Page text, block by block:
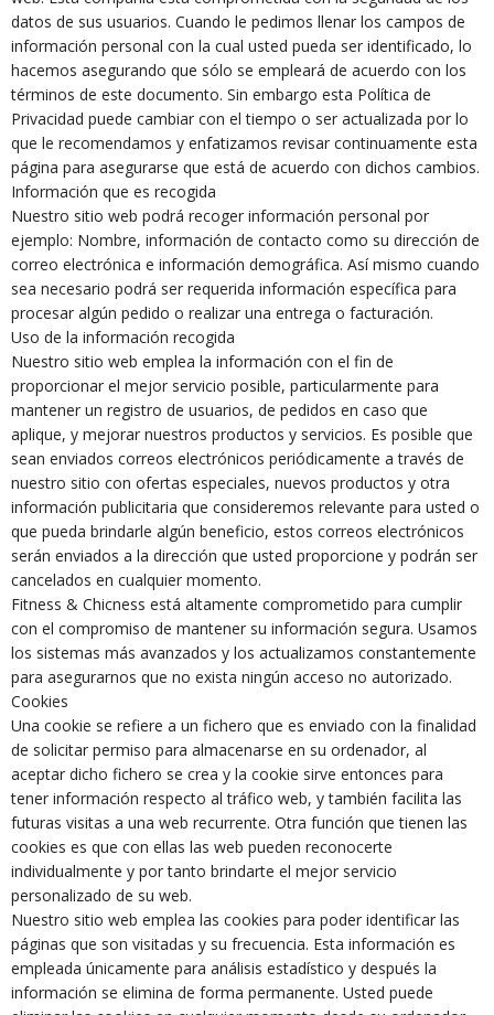
datos de sus usuarios. Cuando le pedimos llenar los campos de
información personal con la cual usted pueda ser identificado, lo
hacemos asegurando que sólo se empleará de acuerdo con los
términos de este documento. Sin embargo esta Política de
Privacidad puede cambiar con el tiempo o ser actualizada por lo
que le recomendamos y enfatizamos revisar continuamente esta
página para asegurarse que está de acuerdo con dichos cambios.
Información que es recogida
Nuestro sitio web podrá recoger información personal por
ejemplo: Nombre, información de contacto como su dirección de
correo electrónica e información demográfica. Así mismo cuando
sea necesario podrá ser requerida información específica para
procesar algún pedido o realizar una entrega o facturación.
Uso de la información recogida
Nuestro sitio web emplea la información con el fin de
proporcionar el mejor servicio posible, particularmente para
mantener un registro de usuarios, de pedidos en caso que
aplique, y mejorar nuestros productos y servicios. Es posible que
sean enviados correos electrónicos periódicamente a través de
nuestro sitio con ofertas especiales, nuevos productos y otra
información publicitaria que consideremos relevante para usted o
que pueda brindarle algún beneficio, estos correos electrónicos
serán enviados a la dirección que usted proporcione y podrán ser
cancelados en cualquier momento.
Fitness & Chicness está altamente comprometido para cumplir
con el compromiso de mantener su información segura. Usamos
los sistemas más avanzados y los actualizamos constantemente
para asegurarnos que no exista ningún acceso no autorizado.
Cookies
Una cookie se refiere a un fichero que es enviado con la finalidad
de solicitar permiso para almacenarse en su ordenador, al
aceptar dicho fichero se crea y la cookie sirve entonces para
tener información respecto al tráfico web, y también facilita las
futuras visitas a una web recurrente. Otra función que tienen las
cookies es que con ellas las web pueden reconocerte
individualmente y por tanto brindarte el mejor servicio
personalizado de su web.
Nuestro sitio web emplea las cookies para poder identificar las
páginas que son visitadas y su frecuencia. Esta información es
empleada únicamente para análisis estadístico y después la
información se elimina de forma permanente. Usted puede